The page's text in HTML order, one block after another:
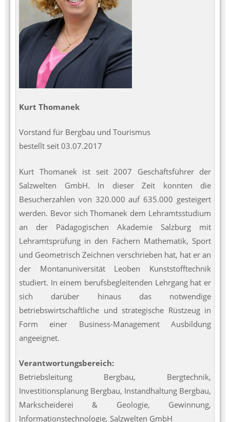
Kurt Thomanek
Vorstand für Bergbau und Tourismus
bestellt seit 03.07.2017
Kurt Thomanek ist seit 2007 Geschäftsführer der
Salzwelten GmbH. In dieser Zeit konnten die
Besucherzahlen von 320.000 auf 635.000 gesteigert
werden. Bevor sich Thomanek dem Lehramtsstudium
an der Pädagogischen Akademie Salzburg mit
Lehramtsprüfung in den Fächern Mathematik, Sport
und Geometrisch Zeichnen verschrieben hat, hat er an
der Montanuniversität Leoben Kunststofftechnik
studiert. In einem berufsbegleitenden Lehrgang hat er
sich darüber hinaus das notwendige
betriebswirtschaftliche und strategische Rüstzeug in
Form einer Business-Management Ausbildung
angeeignet.
Verantwortungsbereich:
Betriebsleitung Bergbau, Bergtechnik,
Investitionsplanung Bergbau, Instandhaltung Bergbau,
Markscheiderei & Geologie, Gewinnung,
Informationstechnologie, Salzwelten GmbH